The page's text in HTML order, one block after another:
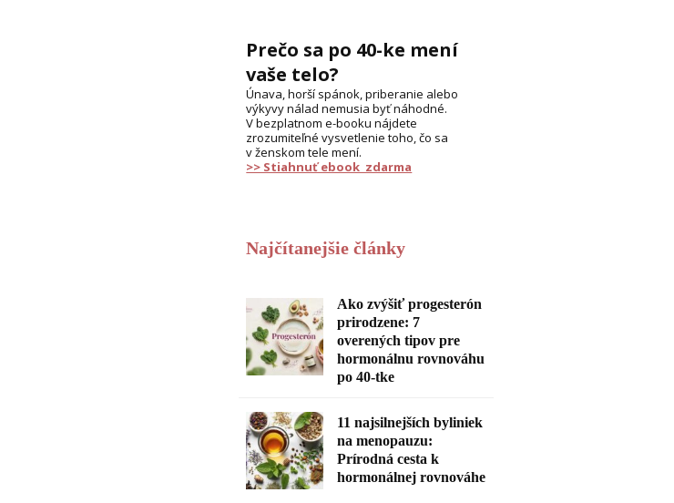
Prečo sa po 40-ke mení
vaše telo?
Únava, horší spánok, priberanie alebo
výkyvy nálad nemusia byť náhodné.
V bezplatnom e-booku nájdete
zrozumiteľné vysvetlenie toho, čo sa
v ženskom tele mení.
>> Stiahnuť ebook zdarma
Najčítanejšie články
Ako zvýšiť progesterón
prirodzene: 7
overených tipov pre
hormonálnu rovnováhu
po 40-tke
11 najsilnejších byliniek
na menopauzu:
Prírodná cesta k
hormonálnej rovnováhe